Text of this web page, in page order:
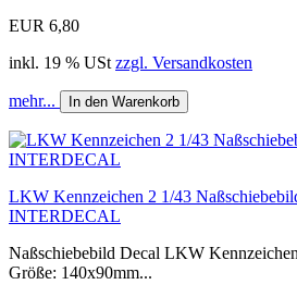
EUR 6,80
inkl. 19 % USt zzgl. Versandkosten
mehr... In den Warenkorb
LKW Kennzeichen 2 1/43
INTERDECAL
Naßschiebebild Decal LKW
Größe: 140x90mm...